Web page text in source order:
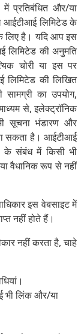
प्रतिबंधित और/या
आईटीआई लिमिटेड के
लिए है। यदि आप इस
लिमिटेड की अनुमति
चोरी या इस पर
लिमिटेड की लिखित
का उपयोग,
से, इलेक्ट्रॉनिक
सूचना भंडारण और
जा सकता है। आईटीआई
के संबंध में किसी भी
या वैधानिक रूप से नहीं
इस वेबसाइट में
नहीं होते हैं।
नहीं करता है, चाहे
भी लिंक और/या